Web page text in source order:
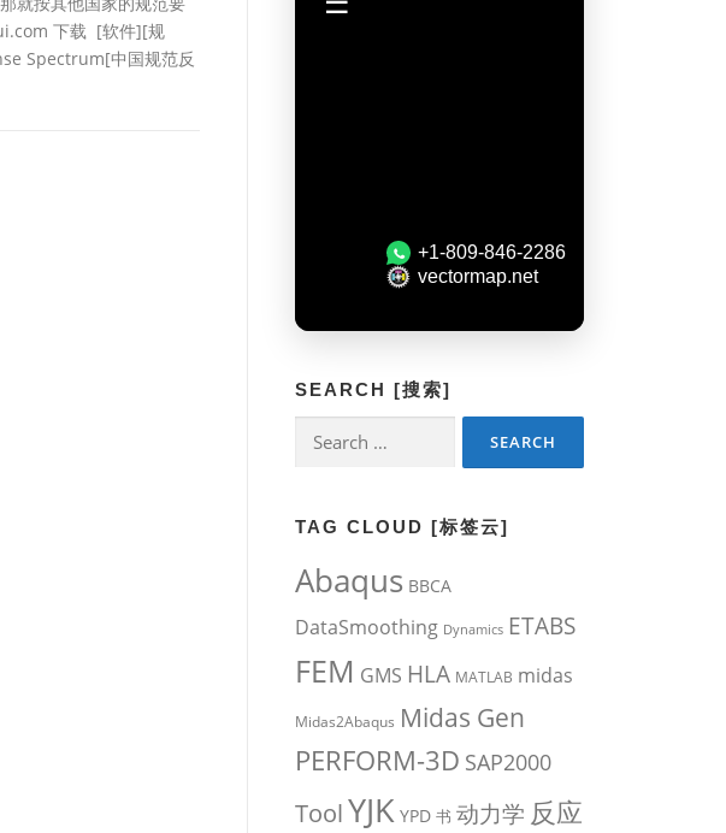
下载 [软件][规
Spectrum[中国规范反
SEARCH [搜索]
for:
TAG CLOUD [标签云]
Abaqus BBCA
DataSmoothing Dynamics ETABS
FEM GMS HLA MATLAB midas
Midas2Abaqus Midas Gen
PERFORM-3D SAP2000
ToolYJK YPD 书 动力学 反应